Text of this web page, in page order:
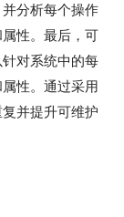
分析每个操作
性。最后，可
对系统中的每
性。通过采用
并提升可维护